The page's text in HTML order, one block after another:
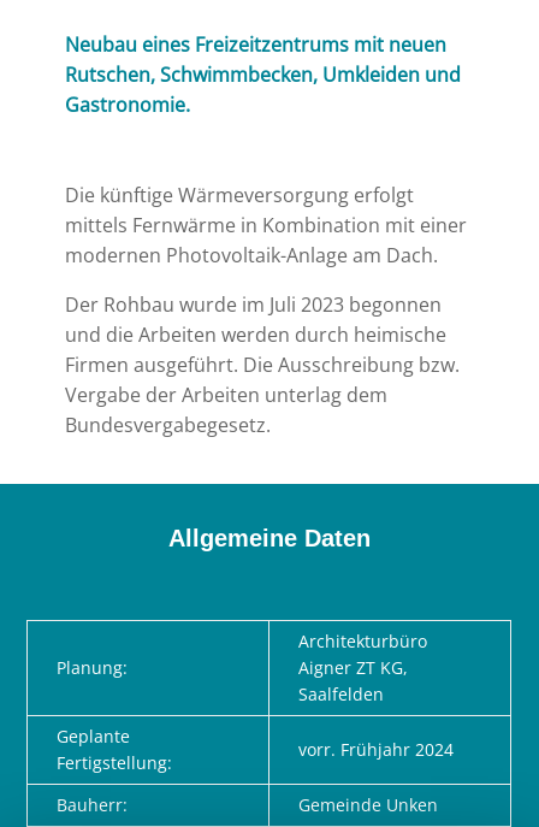
Neubau eines Freizeitzentrums mit neuen
Rutschen, Schwimmbecken, Umkleiden und
Gastronomie.
Die künftige Wärmeversorgung erfolgt
mittels Fernwärme in Kombination mit einer
modernen Photovoltaik-Anlage am Dach.
Der Rohbau wurde im Juli 2023 begonnen
und die Arbeiten werden durch heimische
Firmen ausgeführt. Die Ausschreibung bzw.
Vergabe der Arbeiten unterlag dem
Bundesvergabegesetz.
Allgemeine Daten
Planung:
Architekturbüro
Aigner ZT KG,
Saalfelden
Geplante
Fertigstellung:
vorr. Frühjahr 2024
Bauherr: Gemeinde Unken